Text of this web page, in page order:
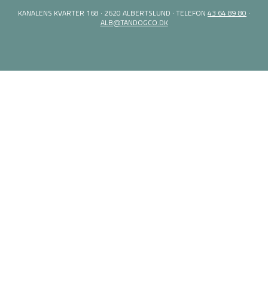
KANALENS KVARTER 168 · 2620 ALBERTSLUND · TELEFON 43 64 89 80 ·
ALB@TANDOGCO.DK